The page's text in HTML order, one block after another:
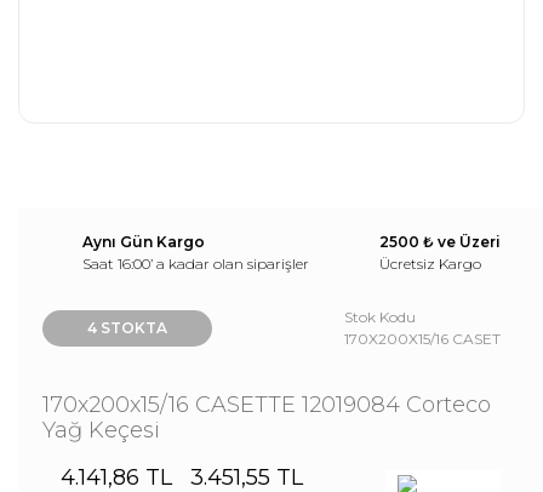
Aynı Gün Kargo
Saat 16:00’ a kadar olan siparişler
2500 ₺ ve Üzeri
Ücretsiz Kargo
4 STOKTA
Stok Kodu
170X200X15/16 CASET
170x200x15/16 CASETTE 12019084 Corteco
Yağ Keçesi
4.141,86 TL
3.451,55 TL